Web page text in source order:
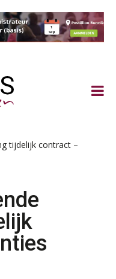
tijdelijk contract –